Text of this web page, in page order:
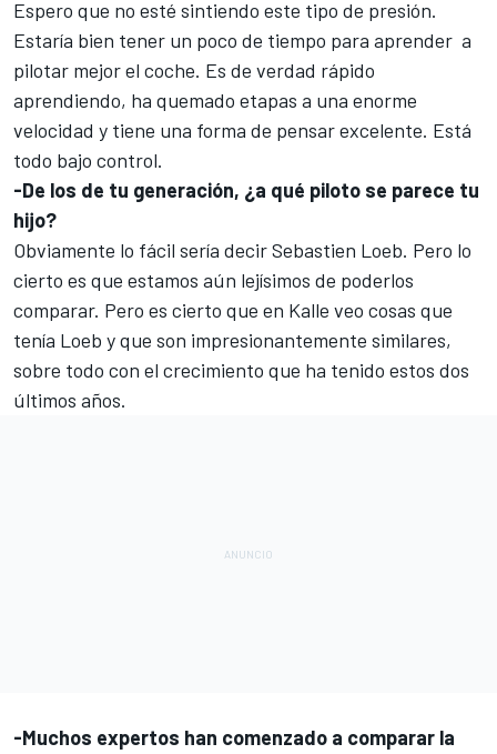
Espero que no esté sintiendo este tipo de presión.
Estaría bien tener un poco de tiempo para aprender a
pilotar mejor el coche. Es de verdad rápido
aprendiendo, ha quemado etapas a una enorme
velocidad y tiene una forma de pensar excelente. Está
todo bajo control.
-De los de tu generación, ¿a qué piloto se parece tu
hijo?
Obviamente lo fácil sería decir Sebastien Loeb. Pero lo
cierto es que estamos aún lejísimos de poderlos
comparar. Pero es cierto que en Kalle veo cosas que
tenía Loeb y que son impresionantemente similares,
sobre todo con el crecimiento que ha tenido estos dos
últimos años.
-Muchos expertos han comenzado a comparar la